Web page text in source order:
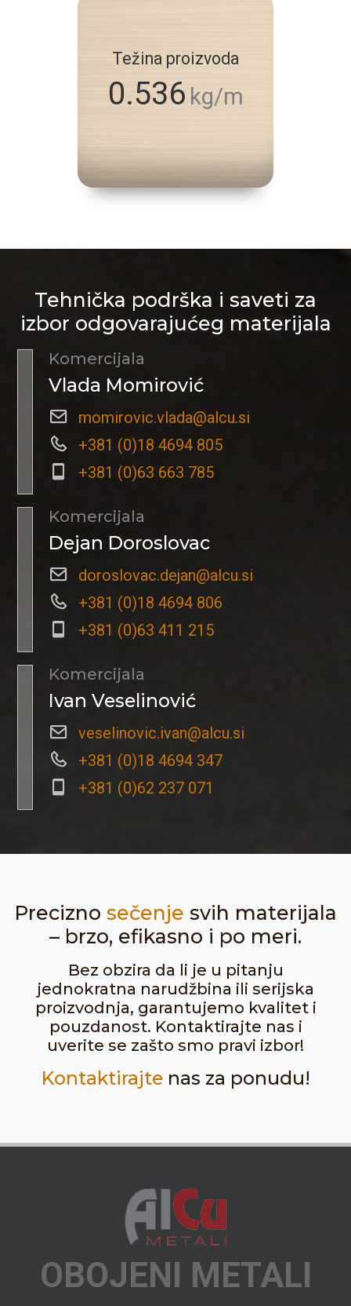
Težina proizvoda
0.536 kg/m
Tehnička podrška i saveti za
izbor odgovarajućeg materijala
Komercijala
Vlada Momirović
momirovic.vlada@alcu.si
+381 (0)18 4694 805
+381 (0)63 663 785
Komercijala
Dejan Doroslovac
doroslovac.dejan@alcu.si
+381 (0)18 4694 806
+381 (0)63 411 215
Komercijala
Ivan Veselinović
veselinovic.ivan@alcu.si
+381 (0)18 4694 347
+381 (0)62 237 071
Precizno sečenje svih materijala
– brzo, efikasno i po meri.
Bez obzira da li je u pitanju
jednokratna narudžbina ili serijska
proizvodnja, garantujemo kvalitet i
pouzdanost. Kontaktirajte nas i
uverite se zašto smo pravi izbor!
Kontaktirajtenas za ponudu!
OBOJENI METALI